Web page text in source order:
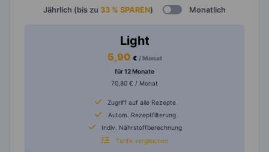
Jährlich (bis zu 33 % SPAREN) Monatlich
Light
5,90 € / Monat
für 12 Monate
70,80 € / Monat
Zugriff auf alle Rezepte
Autom. Rezeptfilterung
Indiv. Nährstoffberechnung
Tarife vergleichen